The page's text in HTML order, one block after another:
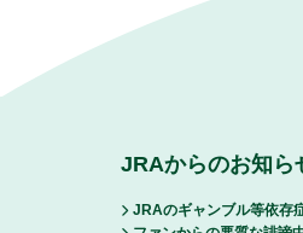
JRAからのお知ら
JRAのギャンブル等依存